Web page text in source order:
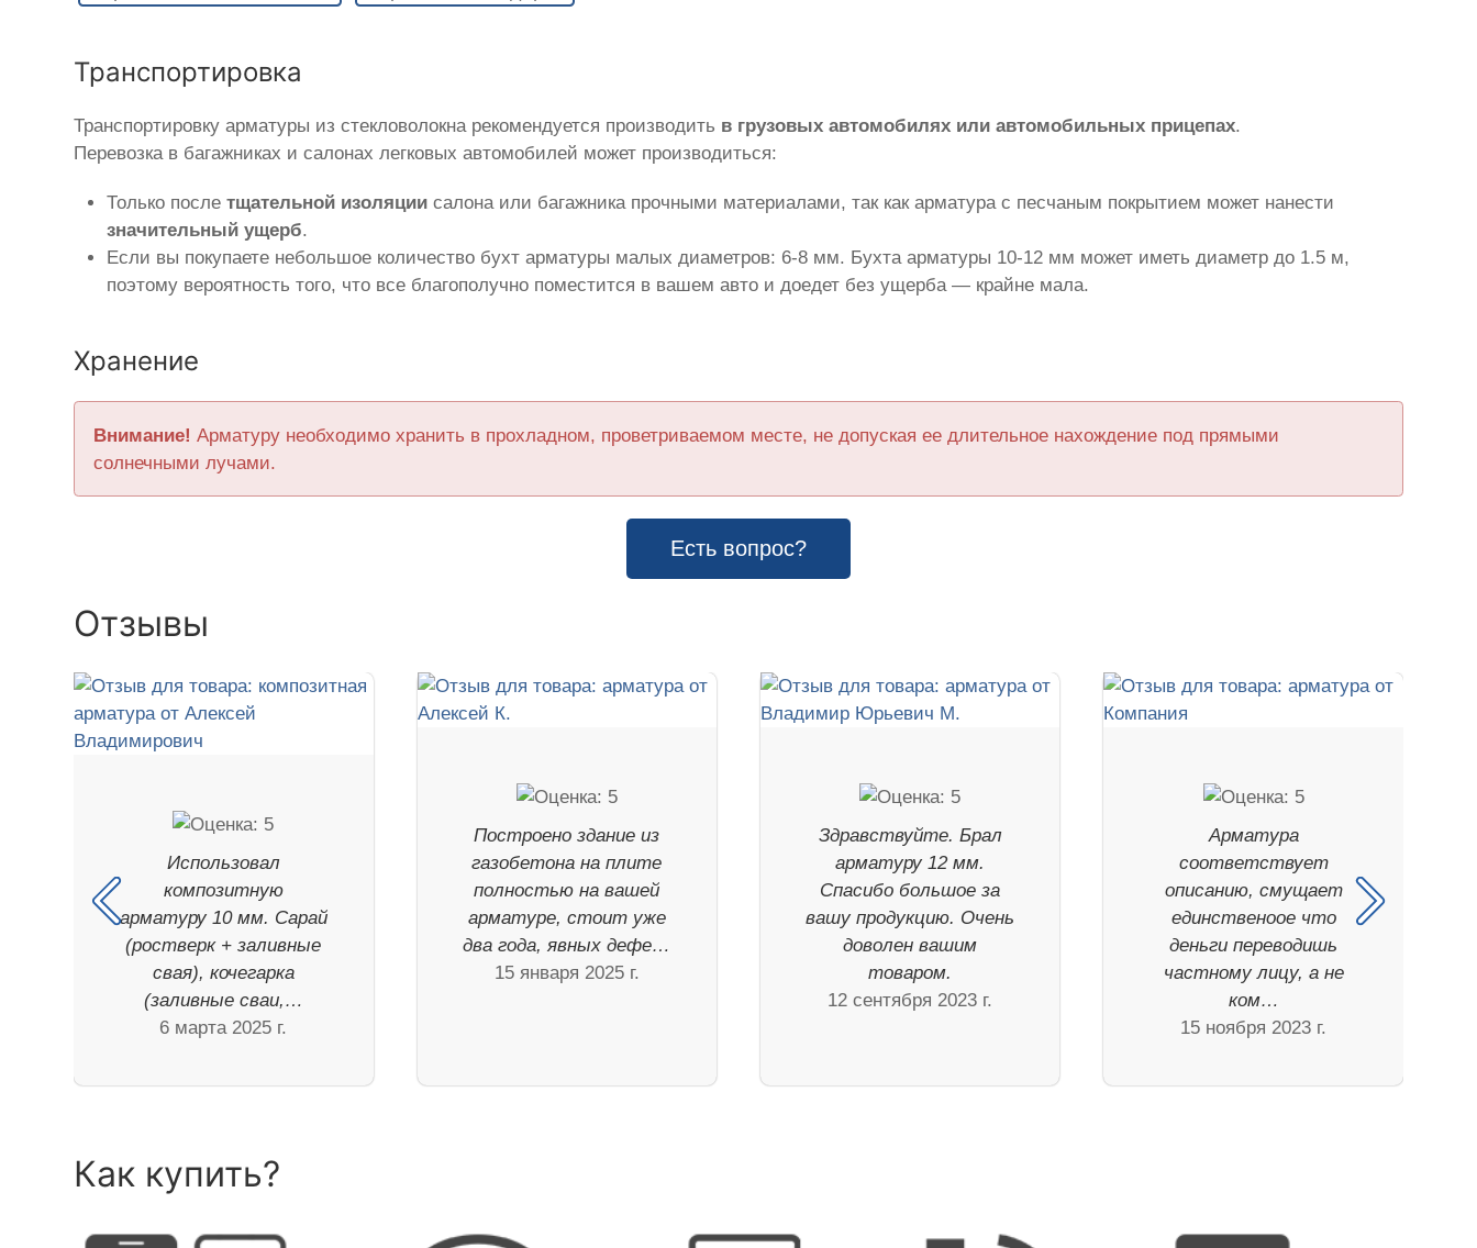
Транспортировка
Транспортировку арматуры из стекловолокна рекомендуется производить в грузовых автомобилях или автомобильных прицепах.
Перевозка в багажниках и салонах легковых автомобилей может производиться:
Только послетщательной изоляции салона или багажника прочными материалами, так как арматура с песчаным покрытием может нанести
значительный ущерб.
Если вы покупаете небольшое количество бухт арматуры малых диаметров: 6-8 мм. Бухта арматуры 10-12 мм может иметь диаметр до 1.5 м,
поэтому вероятность того, что все благополучно поместится в вашем авто и доедет без ущерба — крайне мала.
Хранение
Внимание! Арматуру необходимо хранить в прохладном, проветриваемом месте, не допуская ее длительное нахождение под прямыми
солнечными лучами.
Есть вопрос?
Отзывы
Использовал
композитную
арматуру 10 мм. Сарай
(ростверк + заливные
свая), кочегарка
(заливные сваи,…
6 марта 2025 г.
Построено здание из
газобетона на плите
полностью на вашей
арматуре, стоит уже
два года, явных дефе…
15 января 2025 г.
Здравствуйте. Брал
арматуру 12 мм.
Спасибо большое за
вашу продукцию. Очень
доволен вашим
товаром.
12 сентября 2023 г.
Арматура
соответствует
описанию, смущает
единственоое что
деньги переводишь
частному лицу, а не
ком…
15 ноября 2023 г.
Как купить?